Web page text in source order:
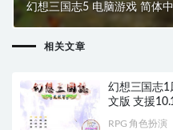
幻想三国志5 电脑游戏 简体
相关文章
幻想三国志1
文版 支援
RPG 角色扮演